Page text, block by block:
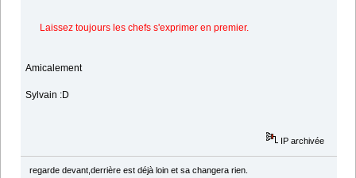
Laissez toujours les chefs s'exprimer en premier.
Amicalement
Sylvain :D
IP archivée
regarde devant,derrière est déjà loin et sa changera rien.